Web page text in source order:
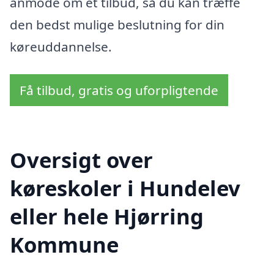
den bedst mulige beslutning for din
køreuddannelse.
Få tilbud, gratis og uforpligtende
Oversigt over
køreskoler i Hundelev
eller hele Hjørring
Kommune